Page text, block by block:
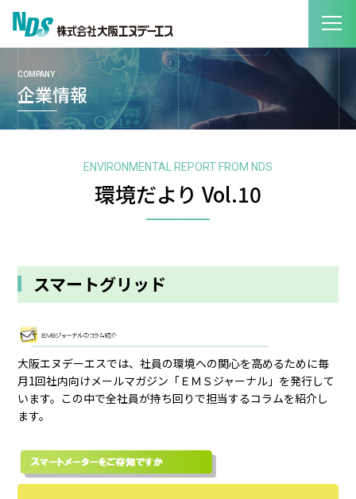
COMPANY
企業情報
ENVIRONMENTAL REPORT FROM NDS
環境だより Vol.10
スマートグリッド
大阪エヌデーエスでは、社員の環境への関心を高めるために毎
月1回社内向けメールマガジン「ＥＭＳジャーナル」を発行して
います。この中で全社員が持ち回りで担当するコラムを紹介し
ます。